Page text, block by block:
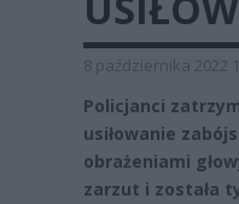
8 października 2022
Policjanci
usiłowanie
obrażeniami
zarzut i została